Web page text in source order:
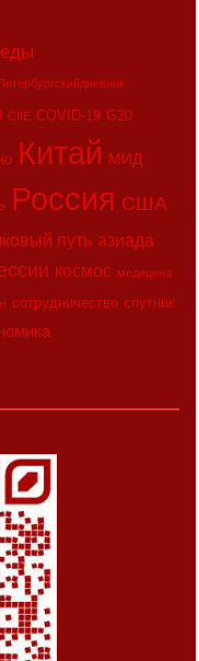
CIIE COVID-19 G20
Китай МИД
Россия США
путь азиада
космос медицина
сотрудничество спутник